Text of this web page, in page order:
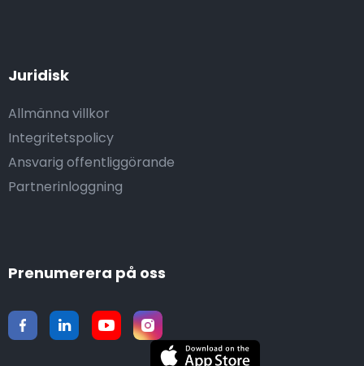
Juridisk
Allmänna villkor
Integritetspolicy
Ansvarig offentliggörande
Partnerinloggning
Prenumerera på oss